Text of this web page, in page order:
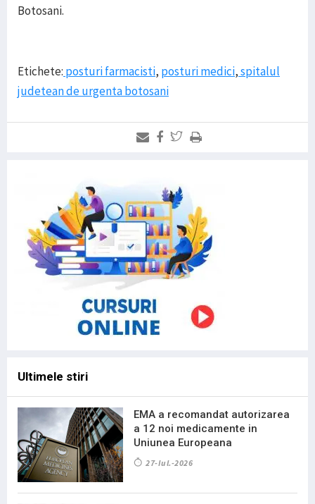
Botosani.
Etichete: posturi farmacisti, posturi medici,spitalul
judetean de urgenta botosani
Ultimele stiri
EMA a recomandat autorizarea
a 12 noi medicamente in
Uniunea Europeana
27-Iul.-2026